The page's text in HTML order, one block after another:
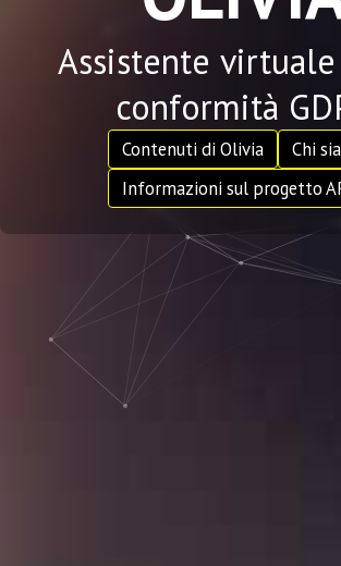
Assistente
conformità
Contenuti di Olivia
Chi
Informazioni sul progetto